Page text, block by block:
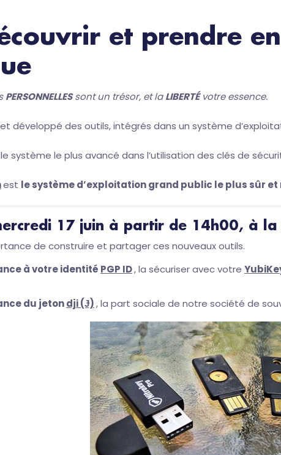
et prendre
PERSONNELLESsont un trésor, et laLIBERTÉvotre essence.
développé des outils, intégrés dans un système
système le plus avancé dans l’utilisation des clés de
est le système d’exploitation grand public le plus sûr
17 juin à partir de 14h00, à la
de construire et partager ces nouveaux outils.
à votre identité PGP ID, la sécuriser avec votre
du jetondji (Ɉ), la part sociale de notre société de